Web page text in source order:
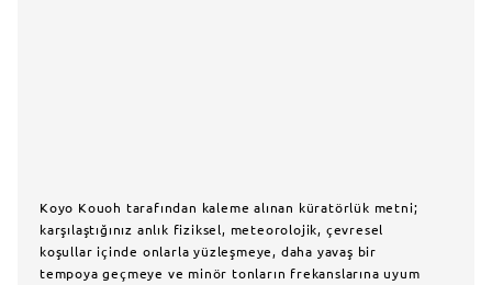
Koyo Kouoh tarafından kaleme alınan küratörlük metni;
karşılaştığınız anlık fiziksel, meteorolojik, çevresel
koşullar içinde onlarla yüzleşmeye, daha yavaş bir
tempoya geçmeye ve minör tonların frekanslarına uyum